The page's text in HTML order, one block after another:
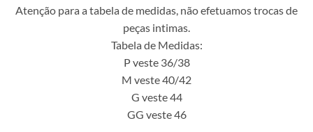
Atenção para a tabela de medidas, não efetuamos trocas de
peças intimas.
Tabela de Medidas:
P veste 36/38
M veste 40/42
G veste 44
GG veste 46